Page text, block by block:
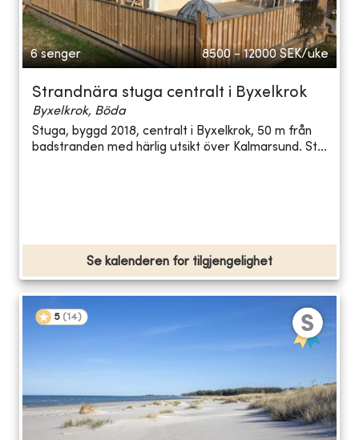
6 senger 8500 - 12000 SEK/uke
Strandnära stuga centralt i Byxelkrok
Byxelkrok, Böda
Stuga, byggd 2018, centralt i Byxelkrok, 50 m från
badstranden med härlig utsikt över Kalmarsund. St...
Se kalenderen for tilgjengelighet
5 (14)